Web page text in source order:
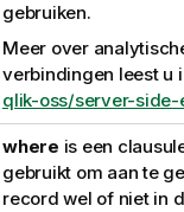
gebruiken.
Meer over
verbindingen leest u
qlik-oss/server-side-
where is een
gebruikt om aan te
record wel of niet in